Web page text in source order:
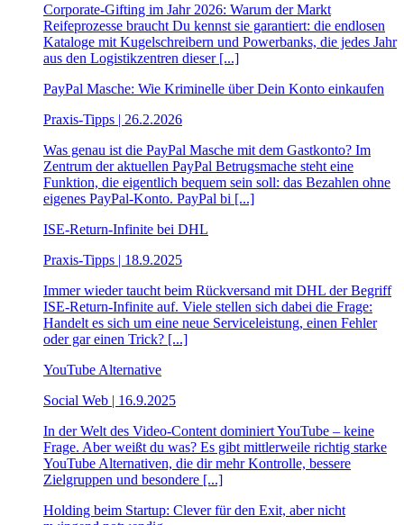
Corporate-Gifting im Jahr 2026: Warum der Markt
Reifeprozesse braucht Du kennst sie garantiert: die endlosen
Kataloge mit Kugelschreibern und Powerbanks, die jedes Jahr
aus den Logistikzentren dieser [...]
PayPal Masche: Wie Kriminelle über Dein Konto einkaufen
Praxis-Tipps | 26.2.2026
Was genau ist die PayPal Masche mit dem Gastkonto? Im
Zentrum der aktuellen PayPal Betrugsmache steht eine
Funktion, die eigentlich bequem sein soll: das Bezahlen ohne
eigenes PayPal-Konto. PayPal bi [...]
ISE-Return-Infinite bei DHL
Praxis-Tipps | 18.9.2025
Immer wieder taucht beim Rückversand mit DHL der Begriff
ISE-Return-Infinite auf. Viele stellen sich dabei die Frage:
Handelt es sich um eine neue Serviceleistung, einen Fehler
oder gar einen Trick? [...]
YouTube Alternative
Social Web | 16.9.2025
In der Welt des Video-Content dominiert YouTube – keine
Frage. Aber weißt du was? Es gibt mittlerweile richtig starke
YouTube Alternativen, die dir mehr Kontrolle, bessere
Zielgruppen und besondere [...]
Holding beim Startup: Clever für den Exit, aber nicht